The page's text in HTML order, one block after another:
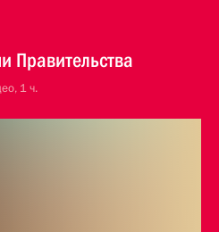
Правительства
1 ч.